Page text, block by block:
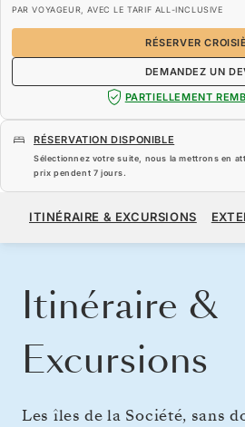
PAR VOYAGEUR, AVEC LE TARIF ALL-INCLUSIVE
RÉSERVER
DEMANDEZ UN
PARTIELLEMENT
RÉSERVATION DISPONIBLE
Sélectionnez votre suite, nous la mettrons en
prix pendent 7 jours.
À PARTIR DE 3 640
ITINÉRAIRE & EXCURSIONS
Itinéraire &
Excursions
Les îles de la Société, sans